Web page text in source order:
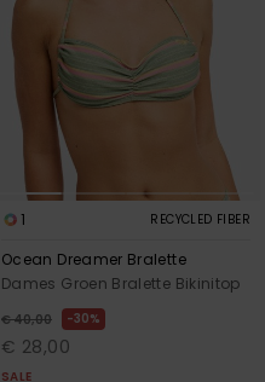
1 RECYCLED FIBER
Ocean Dreamer Bralette
Dames Groen Bralette Bikinitop
€ 40,00 30%
€ 28,00
SALE